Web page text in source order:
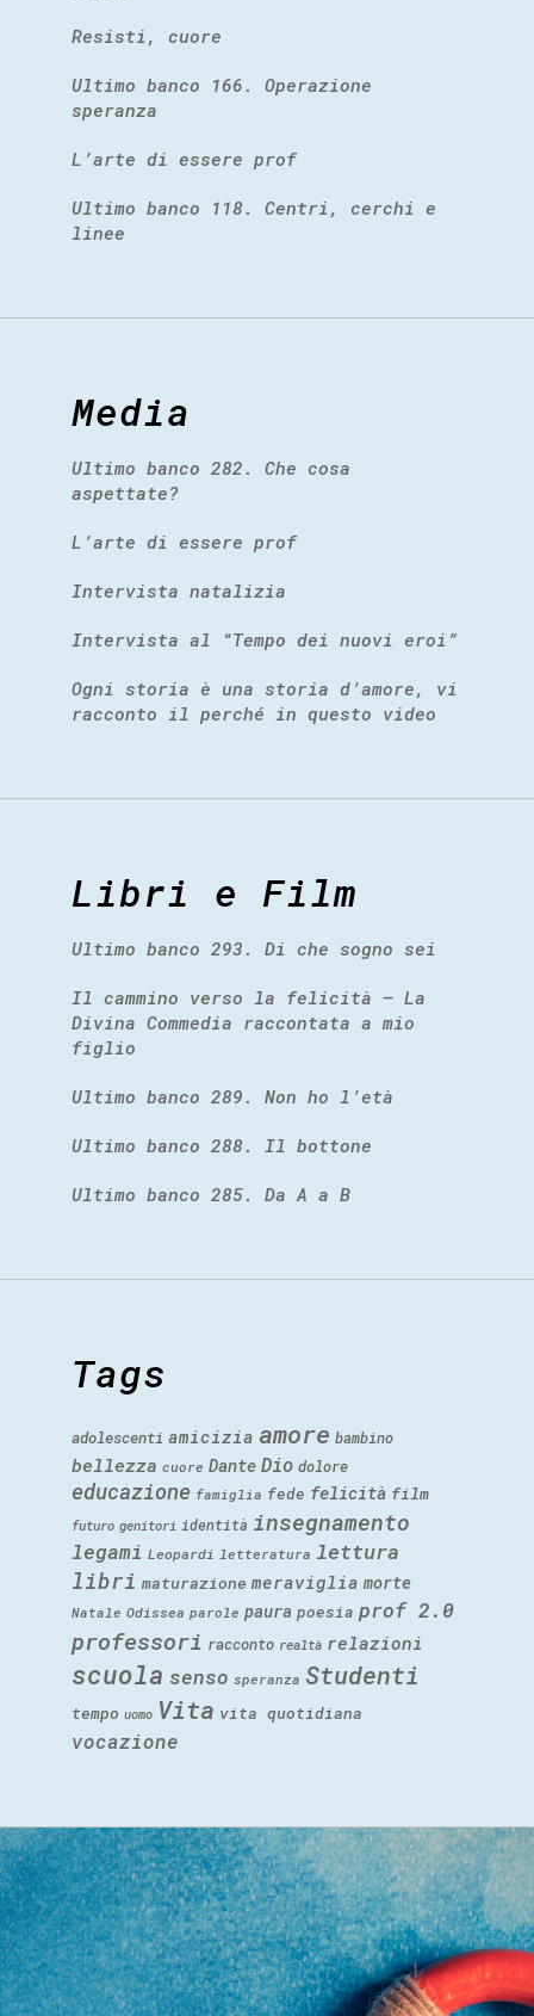
Resisti, cuore
Ultimo banco 166. Operazione
speranza
L’arte di essere prof
Ultimo banco 118. Centri, cerchi e
linee
Media
Ultimo banco 282. Che cosa
aspettate?
L’arte di essere prof
Intervista natalizia
Intervista al “Tempo dei nuovi eroi”
Ogni storia è una storia d’amore, vi
racconto il perché in questo video
Libri e Film
Ultimo banco 293. Di che sogno sei
Il cammino verso la felicità – La
Divina Commedia raccontata a mio
figlio
Ultimo banco 289. Non ho l’età
Ultimo banco 288. Il bottone
Ultimo banco 285. Da A a B
Tags
adolescenti amicizia amore bambino
bellezza cuore Dante Dio dolore
educazione famiglia fede felicità film
futuro genitori identità insegnamento
legami Leopardi letteratura lettura
libri maturazione meraviglia morte
Natale Odissea parole paura poesia prof 2.0
professori racconto realtà relazioni
scuola senso speranza Studenti
tempo uomo Vita vita quotidiana
vocazione